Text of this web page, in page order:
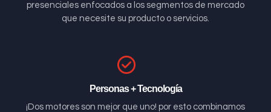
presenciales enfocados a los segmentos de mercado
que necesite su producto o servicios.
Personas + Tecnología
¡Dos motores son mejor que uno! por esto combinamos